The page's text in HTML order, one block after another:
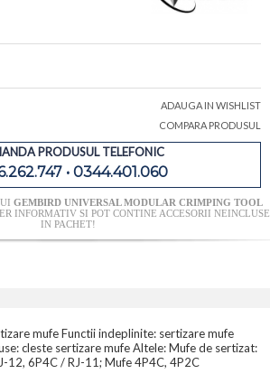
ADAUGA IN WISHLIST
COMPARA PRODUSUL
PRODUSUL TELEFONIC
• 0344.401.060
GEMBIRD UNIVERSAL MODULAR CRIMPING TOOL
INFORMATIV SI POT CONTINE ACCESORII NEINCLUSE
IN PACHET!
mufe Functii indeplinite: sertizare mufe
cleste sertizare mufe Altele: Mufe de sertizat:
12, 6P4C / RJ-11; Mufe 4P4C, 4P2C